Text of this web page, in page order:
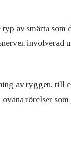
av smärta
involverad
av ryggen, till
rörelser som